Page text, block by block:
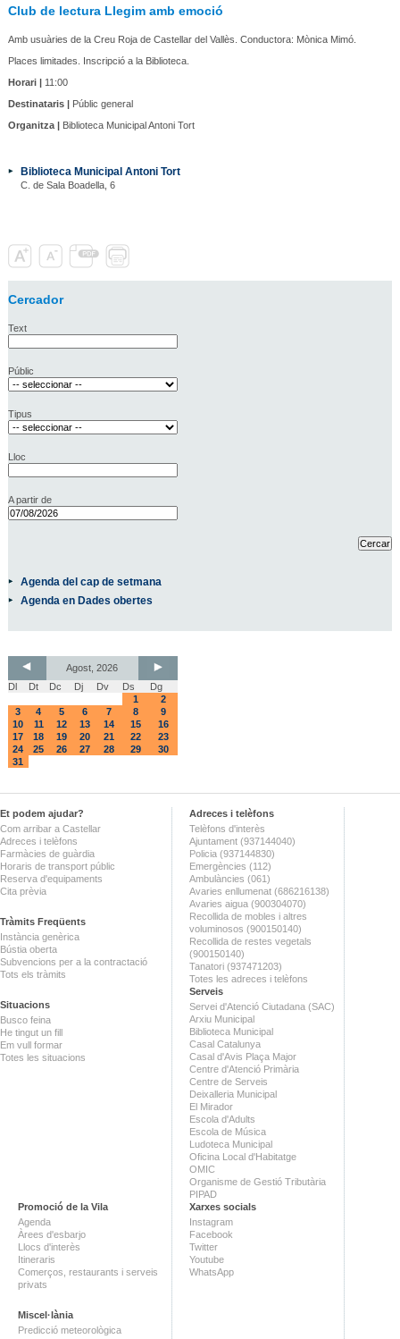
Club de lectura Llegim amb emoció
Amb usuàries de la Creu Roja de Castellar del Vallès. Conductora: Mònica Mimó.
Places limitades. Inscripció a la Biblioteca.
Horari |11:00
Destinataris |Públic general
Organitza |Biblioteca Municipal Antoni Tort
Biblioteca Municipal Antoni Tort
C. de Sala Boadella, 6
Cercador
Text
Públic
Tipus
Lloc
A partir de
Agenda del cap de setmana
Agenda en Dades obertes
Agost, 2026
Dl
Dt Dc Dj Dv Ds
Dg
1
2
3
4 5 6 7 8
9
10
11 12 13 14 15
16
17
18 19 20 21 22
23
24
25 26 27 28 29
30
31
Et podem ajudar?
Com arribar a Castellar
Adreces i telèfons
Farmàcies de guàrdia
Horaris de transport públic
Reserva d'equipaments
Cita prèvia
Tràmits Freqüents
Instància genèrica
Bústia oberta
Subvencions per a la contractació
Tots els tràmits
Situacions
Busco feina
He tingut un fill
Em vull formar
Totes les situacions
Adreces i telèfons
Telèfons d'interès
Ajuntament (937144040)
Policia (937144830)
Emergències (112)
Ambulàncies (061)
Avaries enllumenat (686216138)
Avaries aigua (900304070)
Recollida de mobles i altres
voluminosos (900150140)
Recollida de restes vegetals
(900150140)
Tanatori (937471203)
Totes les adreces i telèfons
Serveis
Servei d'Atenció Ciutadana (SAC)
Arxiu Municipal
Biblioteca Municipal
Casal Catalunya
Casal d'Avis Plaça Major
Centre d'Atenció Primària
Centre de Serveis
Deixalleria Municipal
El Mirador
Escola d'Adults
Escola de Música
Ludoteca Municipal
Oficina Local d'Habitatge
OMIC
Organisme de Gestió Tributària
PIPAD
Promoció de la Vila
Agenda
Àrees d'esbarjo
Llocs d'interès
Itineraris
Comerços, restaurants i serveis
privats
Miscel·lània
Predicció meteorològica
Xarxes socials
Instagram
Facebook
Twitter
Youtube
WhatsApp